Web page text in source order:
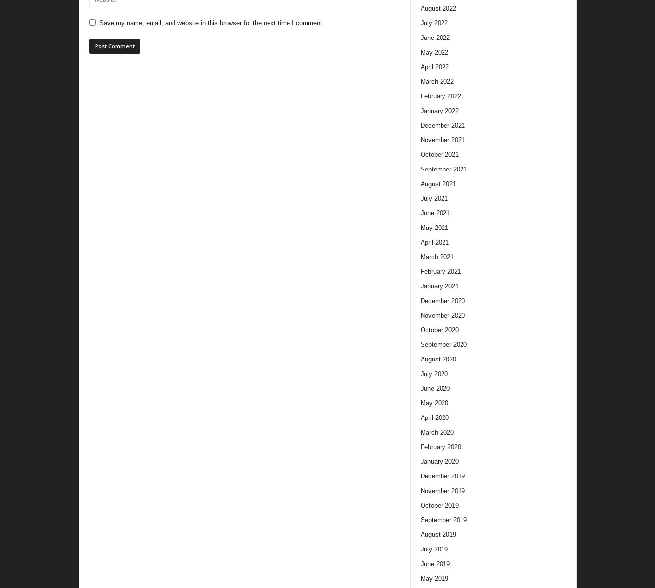
Save my name, email, and website in this browser for the next time I comment.
August 2022
July 2022
June 2022
May 2022
April 2022
March 2022
February 2022
January 2022
December 2021
November 2021
October 2021
September 2021
August 2021
July 2021
June 2021
May 2021
April 2021
March 2021
February 2021
January 2021
December 2020
November 2020
October 2020
September 2020
August 2020
July 2020
June 2020
May 2020
April 2020
March 2020
February 2020
January 2020
December 2019
November 2019
October 2019
September 2019
August 2019
July 2019
June 2019
May 2019